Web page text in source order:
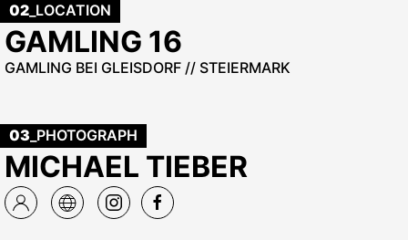
02 _LOCATION
GAMLING 16
GAMLING BEI GLEISDORF // STEIERMARK
03 _PHOTOGRAPH
MICHAEL TIEBER